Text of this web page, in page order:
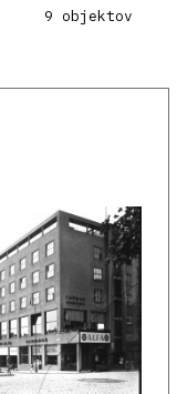
9 objektov